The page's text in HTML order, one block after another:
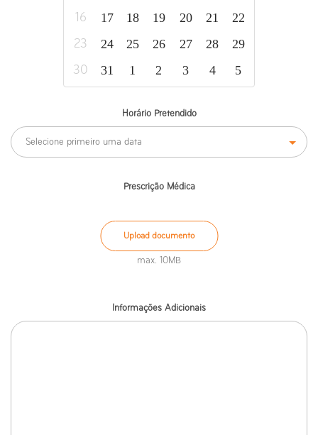
16 17 18 19 20 21 22
23 24 25 26 27 28 29
30 31 1 2 3 4 5
Horário Pretendido
Selecione primeiro uma data
Prescrição Médica
Upload documento
max. 10MB
Informações Adicionais